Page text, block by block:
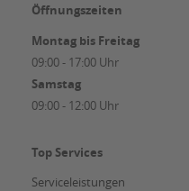
Öffnungszeiten
Montag bis Freitag
09:00 - 17:00 Uhr
Samstag
09:00 - 12:00 Uhr
Top Services
Serviceleistungen